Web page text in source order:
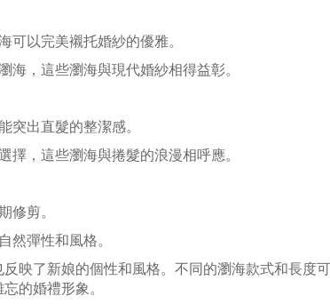
可以完美襯托婚紗的優雅。
海，這些瀏海與現代婚紗相得益彰。
突出直髮的整潔感。
擇，這些瀏海與捲髮的浪漫相呼應。
修剪。
然彈性和風格。
映了新娘的個性和風格。不同的瀏海款式和長度
的婚禮形象。